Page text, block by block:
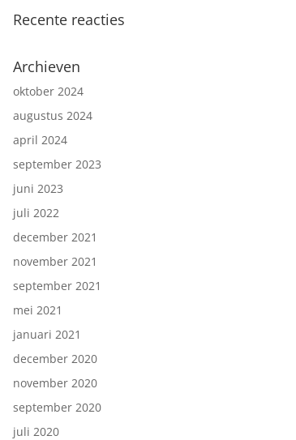
Recente reacties
Archieven
oktober 2024
augustus 2024
april 2024
september 2023
juni 2023
juli 2022
december 2021
november 2021
september 2021
mei 2021
januari 2021
december 2020
november 2020
september 2020
juli 2020